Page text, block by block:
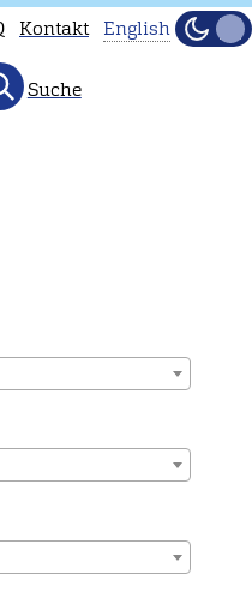
Kontakt
to
our
main
instead.
English
Hell
Suche